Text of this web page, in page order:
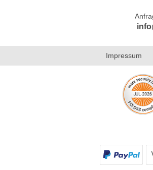
Impressum